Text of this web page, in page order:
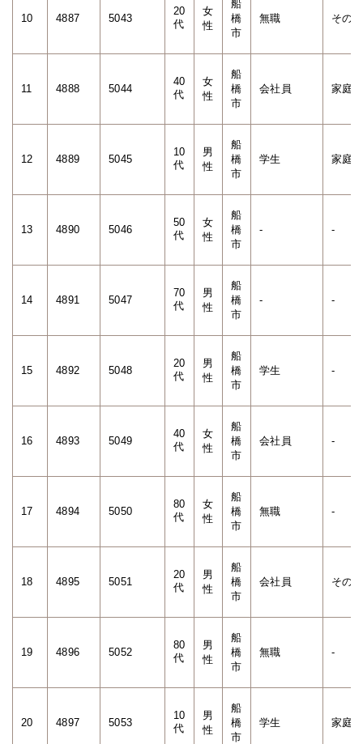
10 4887 5043
20
代
女
性
船
橋
市
無職 その他
11 4888 5044
40
代
女
性
船
橋
市
会社員 家庭内
12 4889 5045
10
代
男
性
船
橋
市
学生 家庭内
13 4890 5046
50
代
女
性
船
橋
市
- -
14 4891 5047
70
代
男
性
船
橋
市
- -
15 4892 5048
20
代
男
性
船
橋
市
学生 -
16 4893 5049
40
代
女
性
船
橋
市
会社員 -
17 4894 5050
80
代
女
性
船
橋
市
無職 -
18 4895 5051
20
代
男
性
船
橋
市
会社員 その他
19 4896 5052
80
代
男
性
船
橋
市
無職 -
20 4897 5053
10
代
男
性
船
橋
市
学生 家庭内